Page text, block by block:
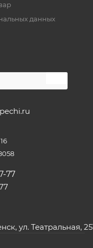
данных
77
ул. Театральная,